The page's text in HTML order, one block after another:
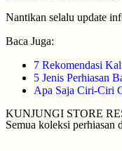
Nantikan selalu update
Baca Juga:
7 Rekomendasi
5 Jenis Perhiasan
Apa Saja Ciri-Ciri
KUNJUNGI STORE
Semua koleksi perhiasan